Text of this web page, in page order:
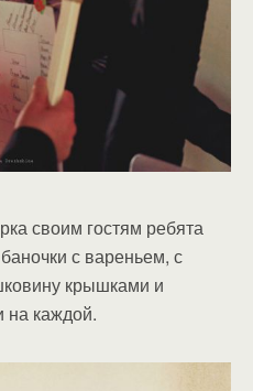
своим гостям ребята
с вареньем, с
крышками и
на каждой.